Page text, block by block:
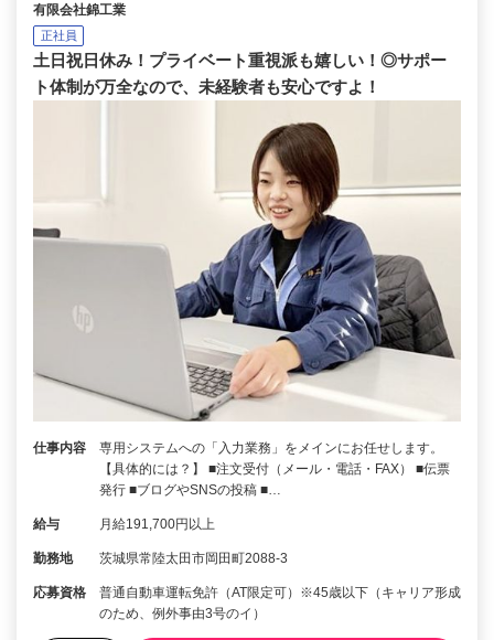
有限会社錦工業
正社員
土日祝日休み！プライベート重視派も嬉しい！◎サポー
ト体制が万全なので、未経験者も安心ですよ！
仕事内容
専用システムへの「入力業務」をメインにお任せします。
【具体的には？】 ■注文受付（メール・電話・FAX） ■伝票
発行 ■ブログやSNSの投稿 ■…
給与 月給191,700円以上
勤務地 茨城県常陸太田市岡田町2088-3
応募資格
普通自動車運転免許（AT限定可）※45歳以下（キャリア形成
のため、例外事由3号のイ）